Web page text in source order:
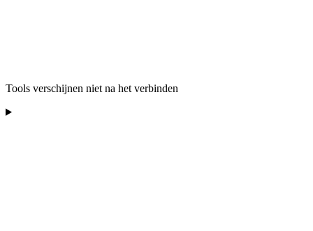
Tools verschijnen niet na het verbinden